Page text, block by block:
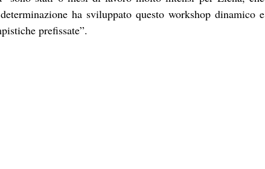
ha sviluppato questo workshop dinamico e
prefissate”.